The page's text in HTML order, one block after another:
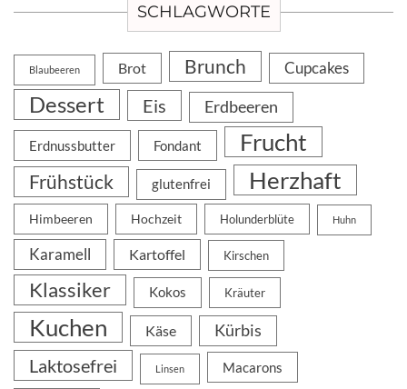
SCHLAGWORTE
Blaubeeren Brot Brunch Cupcakes
Dessert Eis Erdbeeren
Erdnussbutter Fondant Frucht
Frühstück glutenfrei Herzhaft
Himbeeren Hochzeit Holunderblüte Huhn
Karamell Kartoffel Kirschen
Klassiker Kokos Kräuter
Kuchen Käse Kürbis
Laktosefrei Linsen Macarons